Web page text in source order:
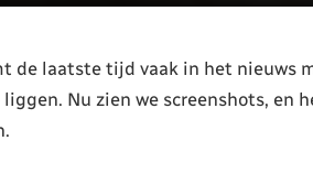
de laatste tijd vaak in het nieuws
Nu zien we screenshots, en